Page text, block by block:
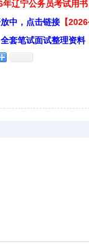
辽宁公务员考试用书
中，点击链接 【
套笔试面试整理资料